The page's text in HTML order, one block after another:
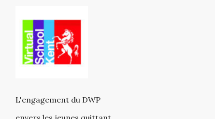
partenariat avec VSK)
L'engagement du DWP